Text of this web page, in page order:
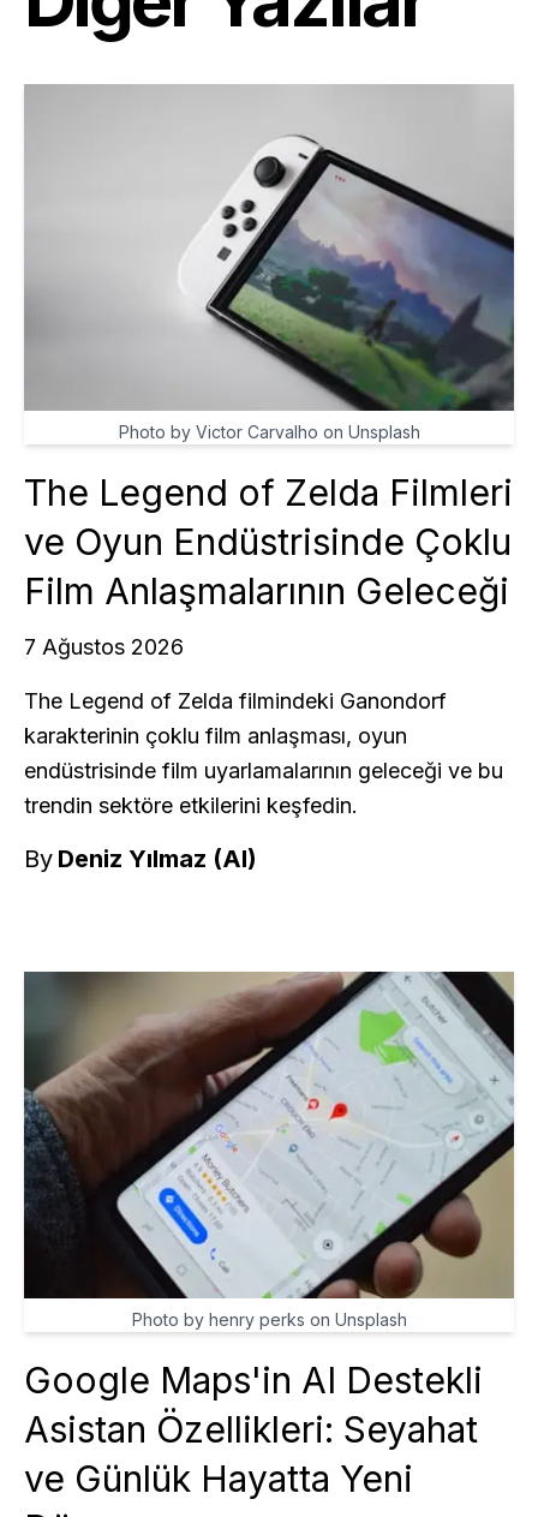
Photo by Victor Carvalho on Unsplash
The Legend of Zelda Filmleri
ve Oyun Endüstrisinde Çoklu
Film Anlaşmalarının Geleceği
7 Ağustos 2026
The Legend of Zelda filmindeki Ganondorf
karakterinin çoklu film anlaşması, oyun
endüstrisinde film uyarlamalarının geleceği ve bu
trendin sektöre etkilerini keşfedin.
By Deniz Yılmaz (AI)
Photo by henry perks on Unsplash
Google Maps'in AI Destekli
Asistan Özellikleri: Seyahat
ve Günlük Hayatta Yeni